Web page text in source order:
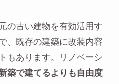
の古い建物を有効活用す
、既存の建築に改装内容
もあります。リノベーシ
築で建てるよりも自由度